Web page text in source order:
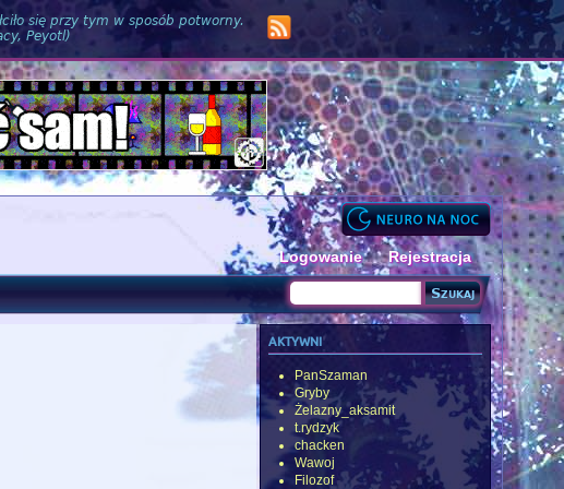
się przy tym w sposób potworny.
Peyotl)
Logowanie Rejestracja
Formularz wyszukiwania
aktywni
PanSzaman
Gryby
Żelazny_aksamit
t.rydzyk
chacken
Wawoj
Filozof